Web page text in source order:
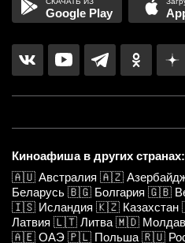
Google Play
Киноафиша в других странах:
🇦🇺 Австралия 🇦🇿
Беларусь 🇧🇬 Болгария 🇬🇧
🇮🇸 Исландия 🇰🇿 Казахстан
Латвия 🇱🇹 Литва 🇲🇩
🇦🇪 ОАЭ 🇵🇱 Польша 🇷🇺